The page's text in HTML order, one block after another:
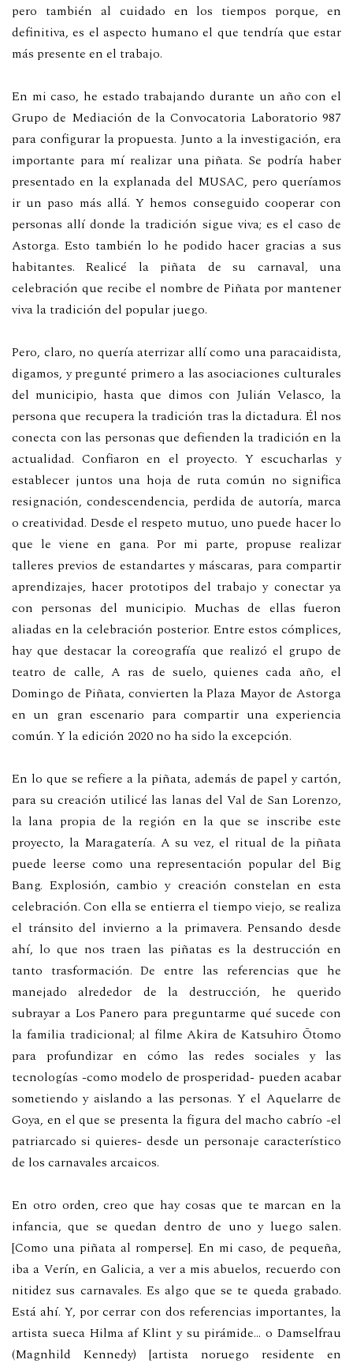
pero también al cuidado en los tiempos porque, en
definitiva, es el aspecto humano el que tendría que estar
más presente en el trabajo.
En mi caso, he estado trabajando durante un año con el
Grupo de Mediación de la Convocatoria Laboratorio 987
para configurar la propuesta. Junto a la investigación, era
importante para mí realizar una piñata. Se podría haber
presentado en la explanada del MUSAC, pero queríamos
ir un paso más allá. Y hemos conseguido cooperar con
personas allí donde la tradición sigue viva; es el caso de
Astorga. Esto también lo he podido hacer gracias a sus
habitantes. Realicé la piñata de su carnaval, una
celebración que recibe el nombre de Piñata por mantener
viva la tradición del popular juego.
Pero, claro, no quería aterrizar allí como una paracaidista,
digamos, y pregunté primero a las asociaciones culturales
del municipio, hasta que dimos con Julián Velasco, la
persona que recupera la tradición tras la dictadura. Él nos
conecta con las personas que defienden la tradición en la
actualidad. Confiaron en el proyecto. Y escucharlas y
establecer juntos una hoja de ruta común no significa
resignación, condescendencia, perdida de autoría, marca
o creatividad. Desde el respeto mutuo, uno puede hacer lo
que le viene en gana. Por mi parte, propuse realizar
talleres previos de estandartes y máscaras, para compartir
aprendizajes, hacer prototipos del trabajo y conectar ya
con personas del municipio. Muchas de ellas fueron
aliadas en la celebración posterior. Entre estos cómplices,
hay que destacar la coreografía que realizó el grupo de
teatro de calle, A ras de suelo, quienes cada año, el
Domingo de Piñata, convierten la Plaza Mayor de Astorga
en un gran escenario para compartir una experiencia
común. Y la edición 2020 no ha sido la excepción.
En lo que se refiere a la piñata, además de papel y cartón,
para su creación utilicé las lanas del Val de San Lorenzo,
la lana propia de la región en la que se inscribe este
proyecto, la Maragatería. A su vez, el ritual de la piñata
puede leerse como una representación popular del Big
Bang. Explosión, cambio y creación constelan en esta
celebración. Con ella se entierra el tiempo viejo, se realiza
el tránsito del invierno a la primavera. Pensando desde
ahí, lo que nos traen las piñatas es la destrucción en
tanto trasformación. De entre las referencias que he
manejado alrededor de la destrucción, he querido
subrayar a Los Panero para preguntarme qué sucede con
la familia tradicional; al filme Akira de Katsuhiro Ōtomo
para profundizar en cómo las redes sociales y las
tecnologías -como modelo de prosperidad- pueden acabar
sometiendo y aislando a las personas. Y el Aquelarre de
Goya, en el que se presenta la figura del macho cabrío -el
patriarcado si quieres- desde un personaje característico
de los carnavales arcaicos.
En otro orden, creo que hay cosas que te marcan en la
infancia, que se quedan dentro de uno y luego salen.
[Como una piñata al romperse]. En mi caso, de pequeña,
iba a Verín, en Galicia, a ver a mis abuelos, recuerdo con
nitidez sus carnavales. Es algo que se te queda grabado.
Está ahí. Y, por cerrar con dos referencias importantes, la
artista sueca Hilma af Klint y su pirámide… o Damselfrau
(Magnhild Kennedy) [artista noruego residente en